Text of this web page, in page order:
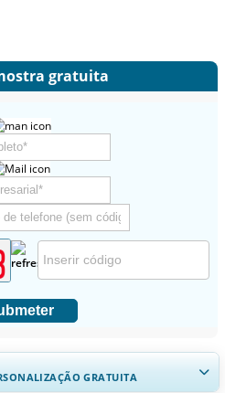
gratuita
GRATUITA